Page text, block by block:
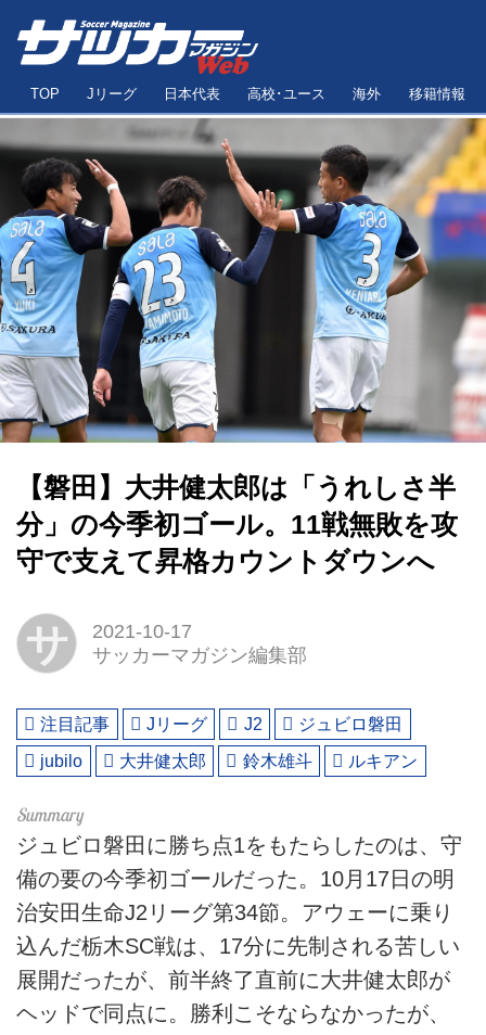
TOP Jリーグ 日本代表 高校･ユース 海外 移籍情報
【磐田】大井健太郎は「うれしさ半
分」の今季初ゴール。11戦無敗を攻
守で支えて昇格カウントダウンへ
サ
2021-10-17
サッカーマガジン編集部
注目記事 Jリーグ J2
ジュビロ磐田
jubilo
大井健太郎 鈴木雄斗 ルキアン
ジュビロ磐田に勝ち点1をもたらしたのは、守
備の要の今季初ゴールだった。10月17日の明
治安田生命J2リーグ第34節。アウェーに乗り
込んだ栃木SC戦は、17分に先制される苦しい
展開だったが、前半終了直前に大井健太郎が
ヘッドで同点に。勝利こそならなかったが、